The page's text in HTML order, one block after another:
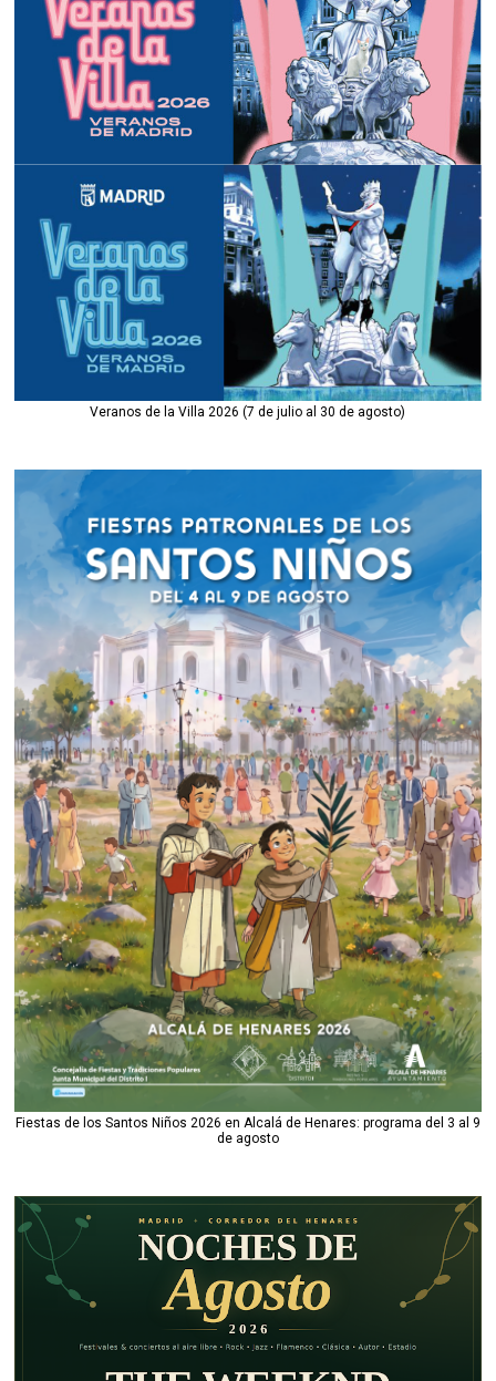
Veranos de la Villa 2026 (7 de julio al 30 de agosto)
Fiestas de los Santos Niños 2026 en Alcalá de Henares: programa del 3 al 9
de agosto